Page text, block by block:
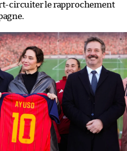
circuiter le rapprochement